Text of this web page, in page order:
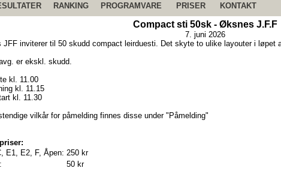
RANKING PROGRAMVARE PRISER KONTAKT
Compact sti 50sk - Øksnes J.F.F
7. juni 2026
inviterer til 50 skudd compact leirduesti. Det skyte to ulike layouter i løpet
er ekskl. skudd.
kl. 11.00
kl. 11.15
kl. 11.30
vilkår for påmelding finnes disse under "Påmelding"
E1, E2, F, Åpen: 250 kr
50 kr